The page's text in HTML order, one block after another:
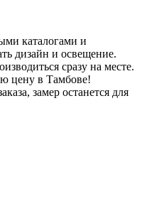
каталогами и
дизайн и освещение.
сразу на месте.
цену в Тамбове!
замер останется для